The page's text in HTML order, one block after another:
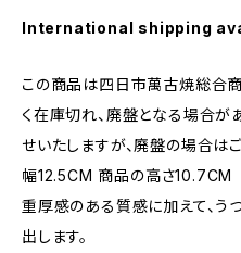
International shipping
この商品は四日市萬古焼総合商
く在庫切れ、廃盤となる場合が
せいたしますが、廃盤の場合は
幅12.5CM 商品の高さ10.7CM
重厚感のある質感に加えて、
出します。